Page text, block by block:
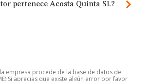
pertenece Acosta Quinta Sl.?
empresa procede de la base de datos de
Si aprecias que existe algún error por favor